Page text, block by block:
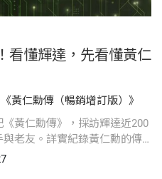
看懂輝達，先看懂黃仁
黃仁勳傳（暢銷增訂版）》
黃仁勳傳》，採訪輝達近200
老友。詳實紀錄黃仁勳的傳